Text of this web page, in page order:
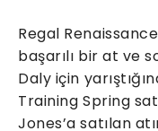
Regal
başarılı bir at ve
Daly için
Training Spring
Jones’a satılan